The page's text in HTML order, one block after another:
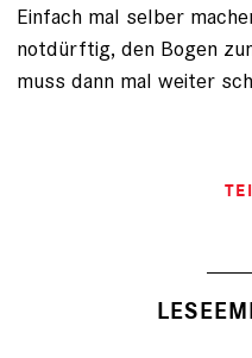
Einfach mal selber
notdürftig, den Bogen
muss dann mal weiter